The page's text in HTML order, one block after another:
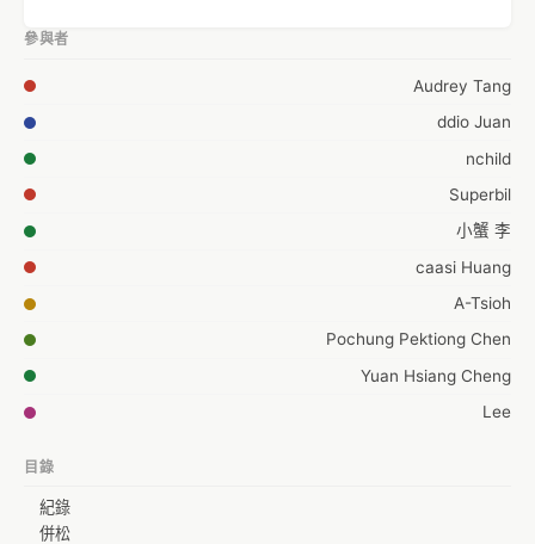
參與者
Audrey Tang
ddio Juan
nchild
Superbil
小蟹 李
caasi Huang
A-Tsioh
Pochung Pektiong Chen
Yuan Hsiang Cheng
Lee
目錄
紀錄
併松